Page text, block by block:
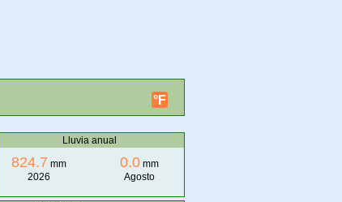
°F
Lluvia anual
824.7 mm
2026
0.0mm
Agosto